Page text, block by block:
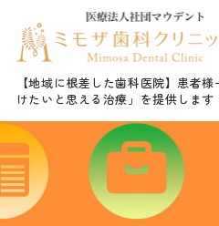
【地域に根差した歯科医院】患者
けたいと思える治療」を提供します
ホーム
診療内容